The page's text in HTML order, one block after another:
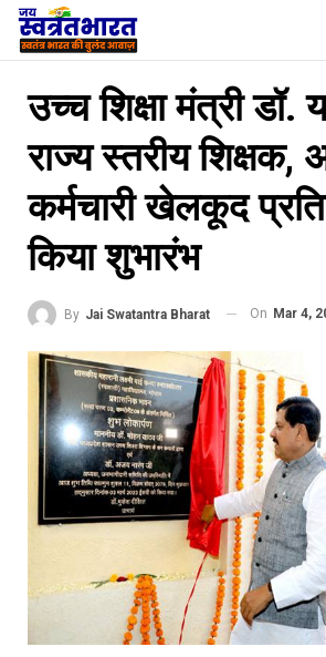
उच्च शिक्षा मंत्री डॉ.
राज्य स्तरीय शिक्षक,
कर्मचारी खेलकूद
किया शुभारंभ
By Jai Swatantra Bharat On Mar 4,